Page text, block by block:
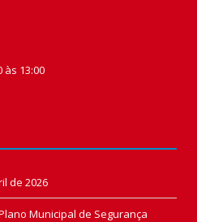
13:00
de 2026
Municipal de Segurança